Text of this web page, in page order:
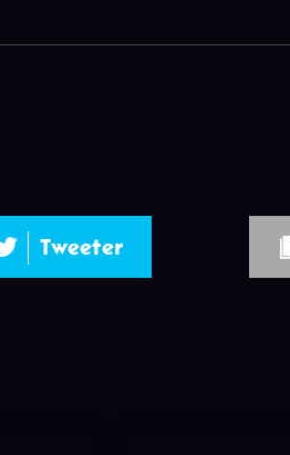
Tweeter